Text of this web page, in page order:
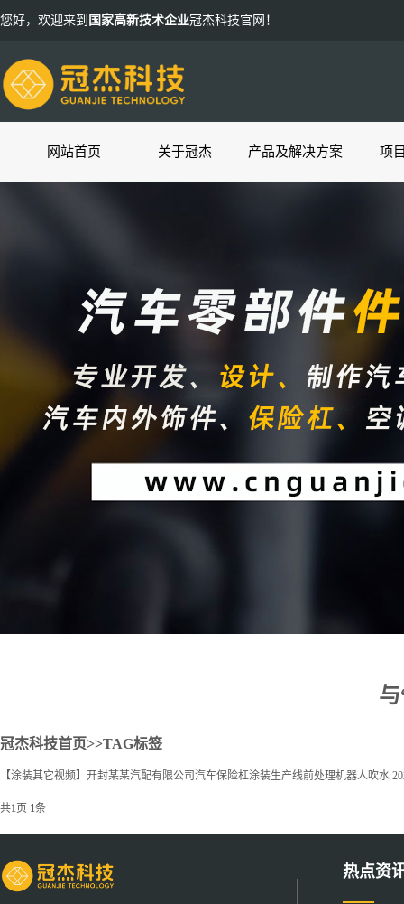
您好，欢迎来到 国家高新技术企业冠杰科技官网！
网站首页 关于冠杰 产品及解决方案 项
冠杰科技首页>>TAG标签
【涂装其它视频】开封某某汽配有限公司汽车保险杠涂装生产线前处理机器人吹水
共1页 1条
热点资